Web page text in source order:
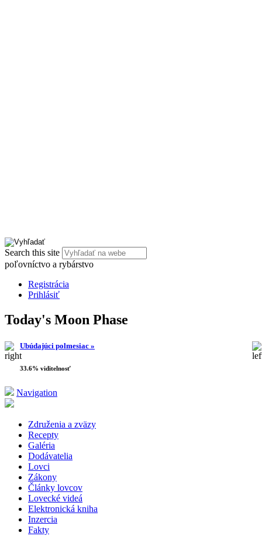
Search this site
poľovníctvo a rybárstvo
Registrácia
Prihlásiť
Today's Moon Phase
Ubúdajúci polmesiac »
33.6% viditelnosť
Navigation
Združenia a zväzy
Recepty
Galéria
Dodávatelia
Lovci
Zákony
Články lovcov
Lovecké videá
Elektronická kniha
Inzercia
Fakty